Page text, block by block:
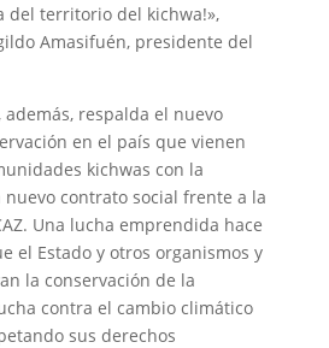
del territorio del kichwa!»,
Amasifuén, presidente del
respalda el nuevo
en el país que vienen
kichwas con la
contrato social frente a la
Una lucha emprendida hace
el Estado y otros organismos y
la conservación de la
contra el cambio climático
sus derechos